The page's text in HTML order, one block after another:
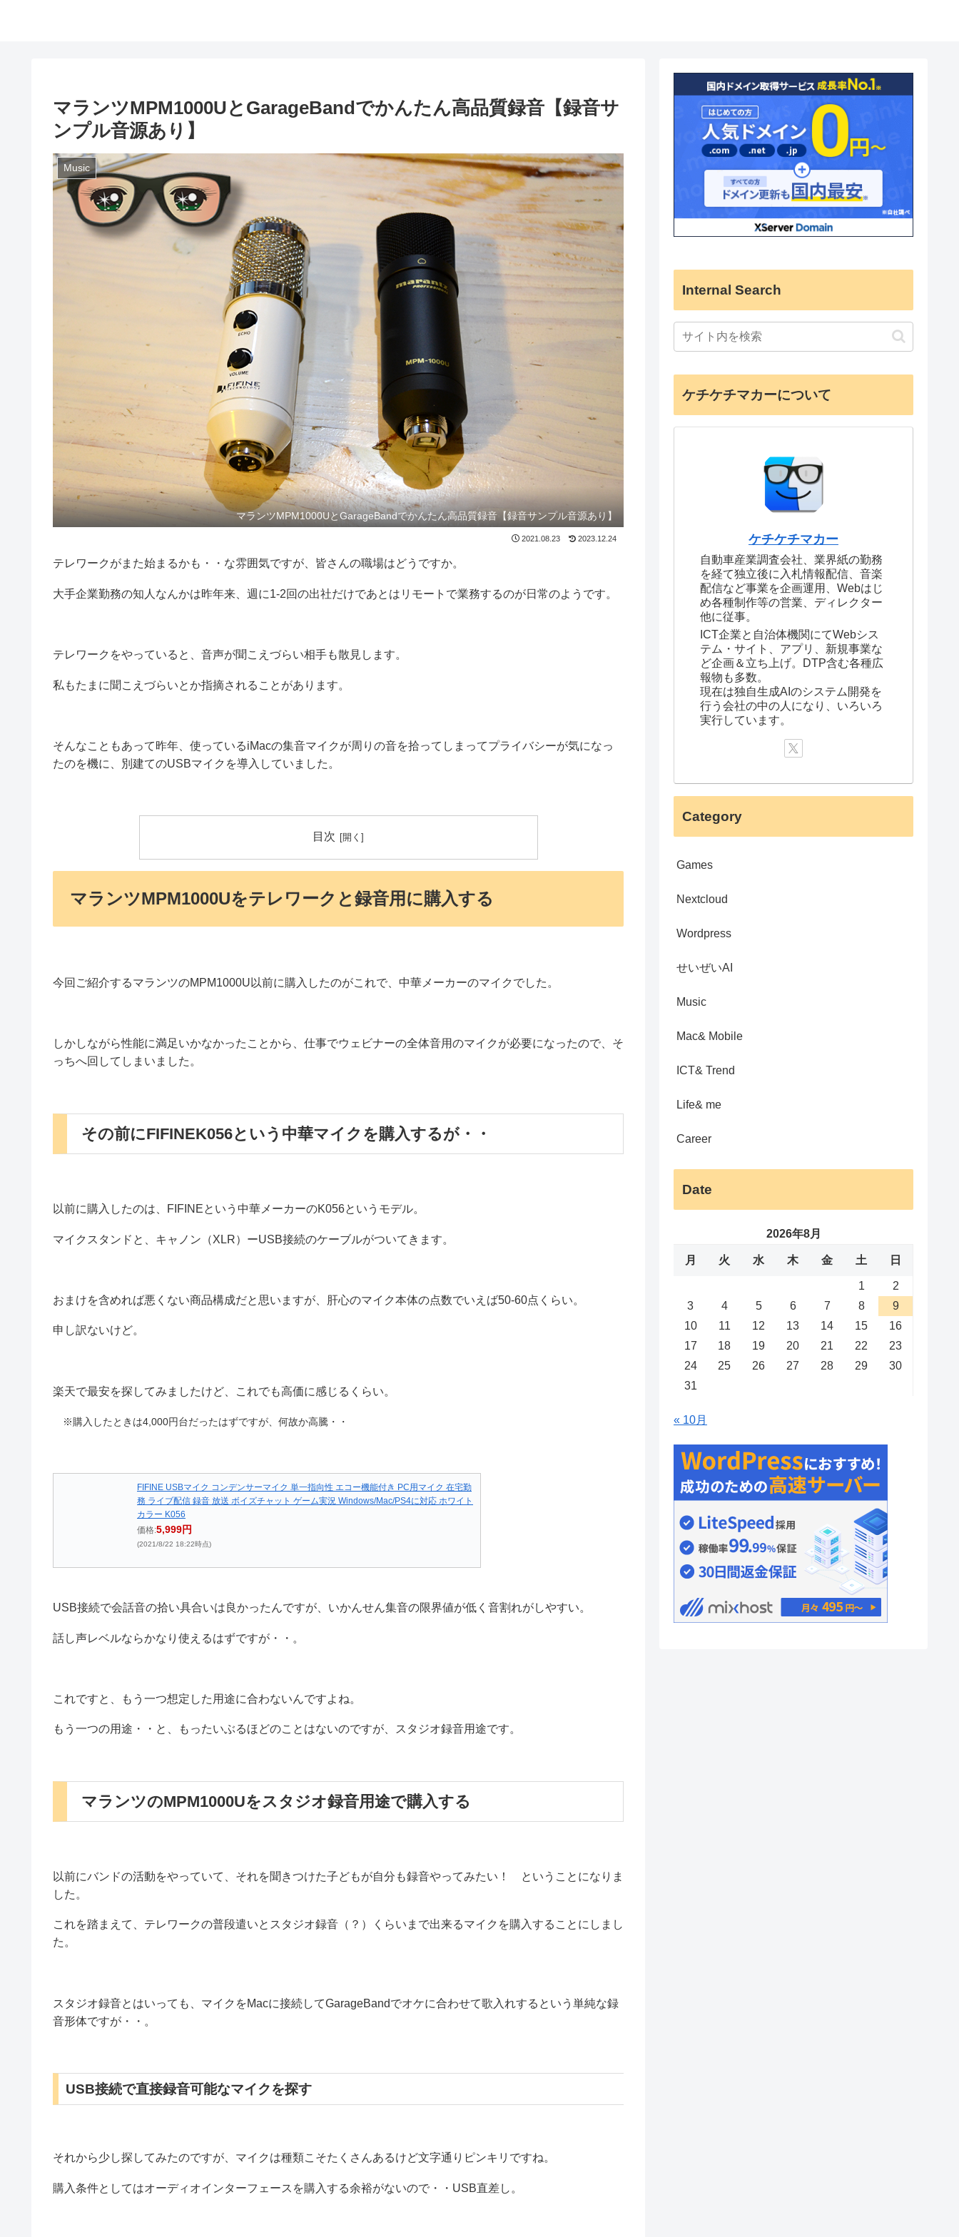
マランツMPM1000UとGarageBandでかんたん高品質録音【録音サ
ンプル音源あり】
Music
マランツMPM1000UとGarageBandでかんたん高品質録音【録音サンプル音源あり】
2021.08.23 2023.12.24
テレワークがまた始まるかも・・な雰囲気ですが、皆さんの職場はどうですか。
大手企業勤務の知人なんかは昨年来、週に1-2回の出社だけであとはリモートで業務するのが日常のようです。
テレワークをやっていると、音声が聞こえづらい相手も散見します。
私もたまに聞こえづらいとか指摘されることがあります。
そんなこともあって昨年、使っているiMacの集音マイクが周りの音を拾ってしまってプライバシーが気になっ
たのを機に、別建てのUSBマイクを導入していました。
目次
マランツMPM1000Uをテレワークと録音用に購入する
今回ご紹介するマランツのMPM1000U以前に購入したのがこれで、中華メーカーのマイクでした。
しかしながら性能に満足いかなかったことから、仕事でウェビナーの全体音用のマイクが必要になったので、そ
っちへ回してしまいました。
その前にFIFINEK056という中華マイクを購入するが・・
以前に購入したのは、FIFINEという中華メーカーのK056というモデル。
マイクスタンドと、キャノン（XLR）ーUSB接続のケーブルがついてきます。
おまけを含めれば悪くない商品構成だと思いますが、肝心のマイク本体の点数でいえば50-60点くらい。
申し訳ないけど。
楽天で最安を探してみましたけど、これでも高価に感じるくらい。
※購入したときは4,000円台だったはずですが、何故か高騰・・
FIFINE USBマイク コンデンサーマイク 単一指向性 エコー機能付き PC用マイク 在宅勤
務 ライブ配信 録音 放送 ボイズチャット ゲーム実況 Windows/Mac/PS4に対応 ホワイト
カラー K056
価格:5,999円
(2021/8/22 18:22時点)
USB接続で会話音の拾い具合いは良かったんですが、いかんせん集音の限界値が低く音割れがしやすい。
話し声レベルならかなり使えるはずですが・・。
これですと、もう一つ想定した用途に合わないんですよね。
もう一つの用途・・と、もったいぶるほどのことはないのですが、スタジオ録音用途です。
マランツのMPM1000Uをスタジオ録音用途で購入する
以前にバンドの活動をやっていて、それを聞きつけた子どもが自分も録音やってみたい！ ということになりま
した。
これを踏まえて、テレワークの普段遣いとスタジオ録音（？）くらいまで出来るマイクを購入することにしまし
た。
スタジオ録音とはいっても、マイクをMacに接続してGarageBandでオケに合わせて歌入れするという単純な録
音形体ですが・・。
USB接続で直接録音可能なマイクを探す
それから少し探してみたのですが、マイクは種類こそたくさんあるけど文字通りピンキリですね。
購入条件としてはオーディオインターフェースを購入する余裕がないので・・USB直差し。
Internal Search
ケチケチマカーについて
ケチケチマカー
自動車産業調査会社、業界紙の勤務
を経て独立後に入札情報配信、音楽
配信など事業を企画運用、Webはじ
め各種制作等の営業、ディレクター
他に従事。
ICT企業と自治体機関にてWebシス
テム・サイト、アプリ、新規事業な
ど企画＆立ち上げ。DTP含む各種広
報物も多数。
現在は独自生成AIのシステム開発を
行う会社の中の人になり、いろいろ
実行しています。
Category
Games
Nextcloud
Wordpress
せいぜいAI
Music
Mac& Mobile
ICT& Trend
Life& me
Career
Date
2026年8月
月 火 水 木 金 土 日
1
2
3
4 5 6 7 8
9
10
11 12 13 14 15
16
17
18 19 20 21 22
23
24
25 26 27 28 29
30
31
« 10月